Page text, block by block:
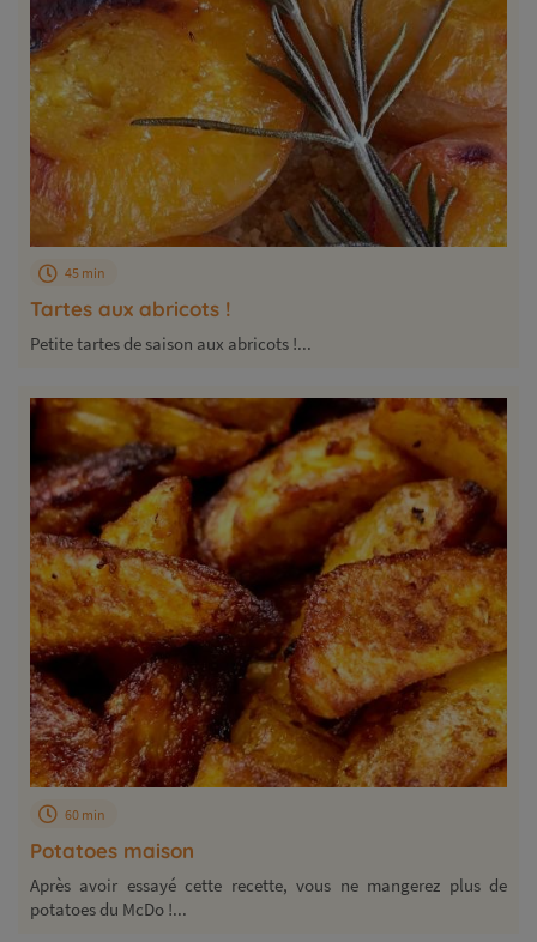
Tartes aux abricots !
45 min
Petite tartes de saison aux abricots !...
Potatoes maison
60 min
Après avoir essayé cette recette, vous ne mangerez plus de
potatoes du McDo !...